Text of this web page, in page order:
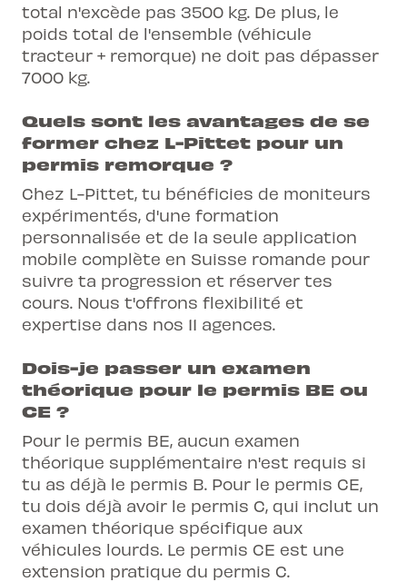
total n'excède pas 3500 kg. De plus, le
poids total de l'ensemble (véhicule
tracteur + remorque) ne doit pas dépasser
7000 kg.
Quels sont les avantages de se
former chez L-Pittet pour un
permis remorque ?
Chez L-Pittet, tu bénéficies de moniteurs
expérimentés, d'une formation
personnalisée et de la seule application
mobile complète en Suisse romande pour
suivre ta progression et réserver tes
cours. Nous t'offrons flexibilité et
expertise dans nos 11 agences.
Dois-je passer un examen
théorique pour le permis BE ou
CE ?
Pour le permis BE, aucun examen
théorique supplémentaire n'est requis si
tu as déjà le permis B. Pour le permis CE,
tu dois déjà avoir le permis C, qui inclut un
examen théorique spécifique aux
véhicules lourds. Le permis CE est une
extension pratique du permis C.